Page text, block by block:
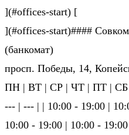
](#offices-start) [
](#offices-start)####
(банкомат)
просп. Победы, 14,
ПН | ВТ | СР | ЧТ | ПТ | СБ
--- | --- | | 10:00 - 19:00 |
10:00 - 19:00 | 10:00 -